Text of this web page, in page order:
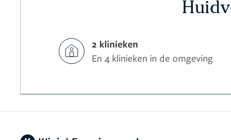
2 klinieken
En 4 klinieken in de omgeving